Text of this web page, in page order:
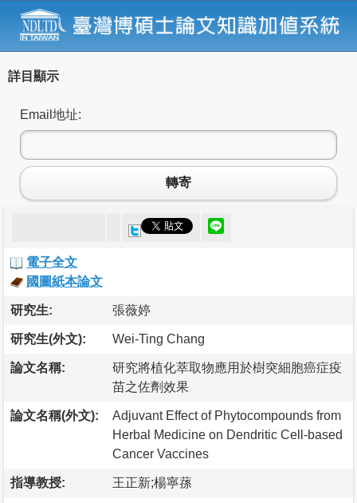
詳目顯示
Email地址:
轉寄
電子全文
國圖紙本論文
研究生: 張薇婷
研究生(外文): Wei-Ting Chang
論文名稱:
研究將植化萃取物應用於樹突細胞癌症疫
苗之佐劑效果
論文名稱(外文):
Adjuvant Effect of Phytocompounds from
Herbal Medicine on Dendritic Cell-based
Cancer Vaccines
指導教授: 王正新;楊寧蓀